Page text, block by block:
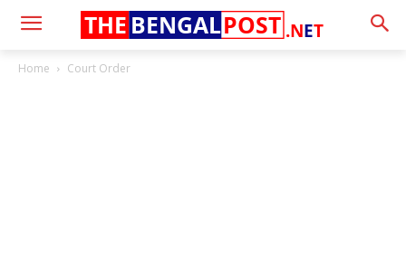
.NET
THE BENGALPOST
Home Court Order